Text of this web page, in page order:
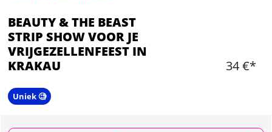
BEAUTY & THE BEAST
STRIP SHOW VOOR JE
VRIJGEZELLENFEEST IN
KRAKAU
34 €*
Uniek 🧐